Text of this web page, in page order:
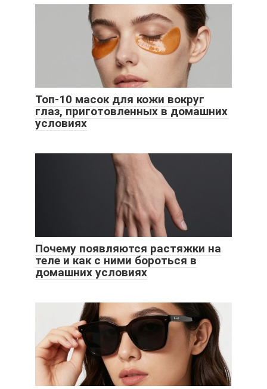
Топ-10 масок для кожи вокруг
глаз, приготовленных в домашних
условиях
Почему появляются растяжки на
теле и как с ними бороться в
домашних условиях